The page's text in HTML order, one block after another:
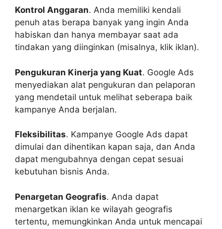
Kontrol Anggaran. Anda memiliki kendali
penuh atas berapa banyak yang ingin Anda
habiskan dan hanya membayar saat ada
tindakan yang diinginkan (misalnya, klik iklan).
Pengukuran Kinerja yang Kuat. Google Ads
menyediakan alat pengukuran dan pelaporan
yang mendetail untuk melihat seberapa baik
kampanye Anda berjalan.
Fleksibilitas. Kampanye Google Ads dapat
dimulai dan dihentikan kapan saja, dan Anda
dapat mengubahnya dengan cepat sesuai
kebutuhan bisnis Anda.
Penargetan Geografis. Anda dapat
menargetkan iklan ke wilayah geografis
tertentu, memungkinkan Anda untuk mencapai